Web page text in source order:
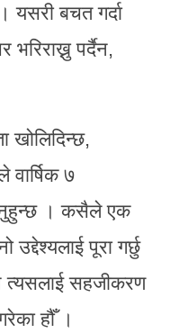
यसरी बचत गर्दा
पर्दैन,
खोलिदिन्छ,
वार्षिक ७
। कसैले एक
उद्देश्यलाई पूरा गर्छु
त्यसलाई सहजीकरण
हौँ ।